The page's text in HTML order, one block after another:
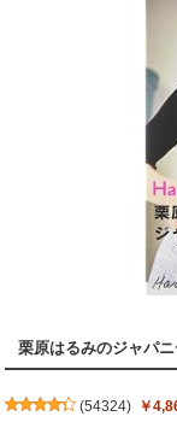
栗原はるみのジャパ
(54324) ￥